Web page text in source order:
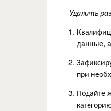
Удалить
данные,
при
Подайте